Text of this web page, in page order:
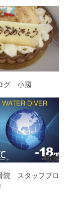
グ 小國
院 スタッフブロ